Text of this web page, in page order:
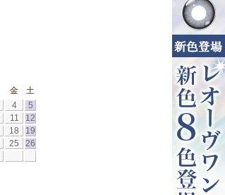
金
土
4
5
11
12
18
19
25
26